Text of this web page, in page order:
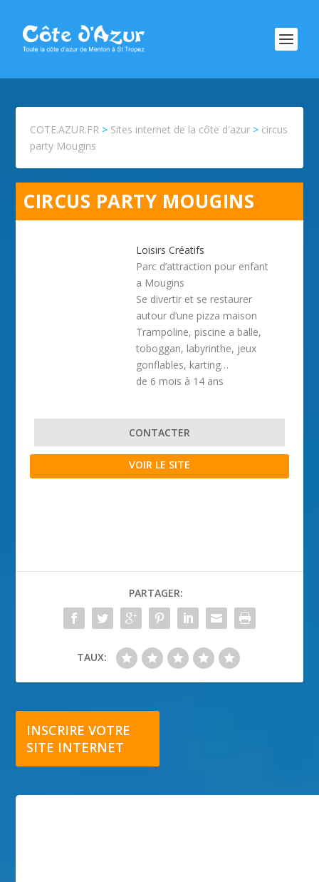
COTE.AZUR.FR > Sites internet de la côte d'azur > circus
party Mougins
CIRCUS PARTY MOUGINS
Loisirs Créatifs
Parc d’attraction pour enfant
a Mougins
Se divertir et se restaurer
autour d’une pizza maison
Trampoline, piscine a balle,
toboggan, labyrinthe, jeux
gonflables, karting…
de 6 mois à 14 ans
CONTACTER
VOIR LE SITE
PARTAGER:
TAUX:
INSCRIRE VOTRE
SITE INTERNET